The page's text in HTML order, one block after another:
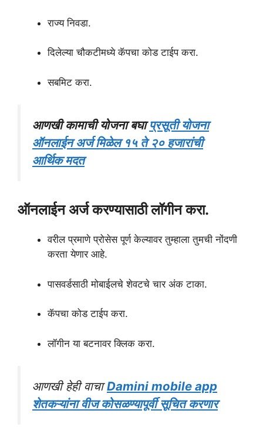
राज्य निवडा.
दिलेल्या चौकटीमध्ये कॅपचा कोड टाईप करा.
सबमिट करा.
आणखी कामाची योजना बघाप्रसूती योजना
ऑनलाईन अर्ज मिळेल १५ ते २० हजारांची
आर्थिक मदत
ऑनलाईन अर्ज करण्यासाठी लॉगीन करा.
वरील प्रमाणे प्रोसेस पूर्ण केल्यावर तुम्हाला तुमची नोंदणी
करता येणार आहे.
पासवर्डसाठी मोबाईलचे शेवटचे चार अंक टाका.
कॅपचा कोड टाईप करा.
लॉगीन या बटनावर क्लिक करा.
आणखी हेही वाचाDamini mobile app
शेतकऱ्यांना वीज कोसळण्यापूर्वी सूचित करणार